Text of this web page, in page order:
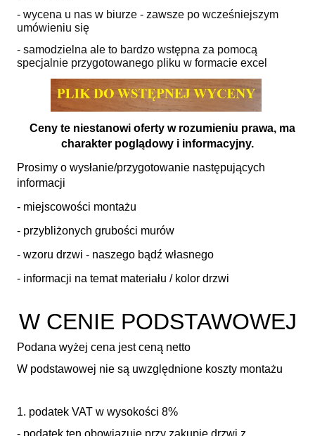
- wycena u nas w biurze - zawsze po wcześniejszym
umówieniu się
- samodzielna ale to bardzo wstępna za pomocą
specjalnie przygotowanego pliku w formacie excel
Ceny te niestanowi oferty w rozumieniu prawa, ma
charakter poglądowy i informacyjny.
Prosimy o wysłanie/przygotowanie następujących
informacji
- miejscowości montażu
- przybliżonych grubości murów
- wzoru drzwi - naszego bądź własnego
- informacji na temat materiału / kolor drzwi
W CENIE PODSTAWOWEJ
Podana wyżej cena jest ceną netto
W podstawowej nie są uwzględnione koszty montażu
1. podatek VAT w wysokości 8%
- podatek ten obowiązuje przy zakupie drzwi z